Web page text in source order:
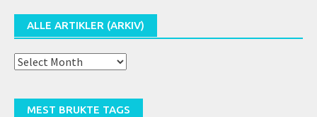
ALLE ARTIKLER (ARKIV)
Alle
MEST BRUKTE TAGS